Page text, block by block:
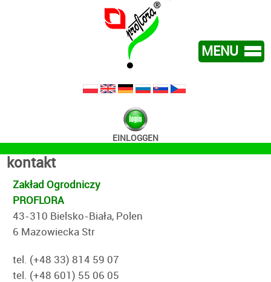
MENU
WIR UBER UNS
ANGEBOT
KONTAKT
NEU
EINLOGGEN
kontakt
Zakład Ogrodniczy
PROFLORA
43-310 Bielsko-Biała, Polen
6 Mazowiecka Str
tel. (+48 33) 814 59 07
tel. (+48 601) 55 06 05